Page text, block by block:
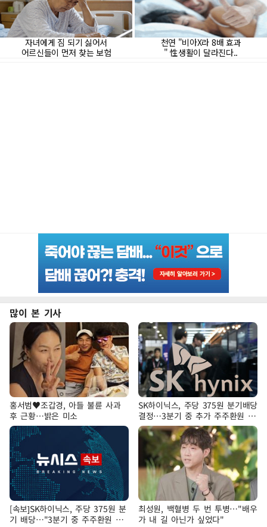
많이 본 기사
홍서범♥조갑경, 아들 불륜 사과
후 근황…밝은 미소
SK하이닉스, 주당 375원 분기배당
결정…3분기 중 추가 주주환원 발
표
[속보]SK하이닉스, 주당 375원 분
기 배당…"3분기 중 주주환원 방
최성원, 백혈병 두 번 투병…"배우
가 내 길 아닌가 싶었다"